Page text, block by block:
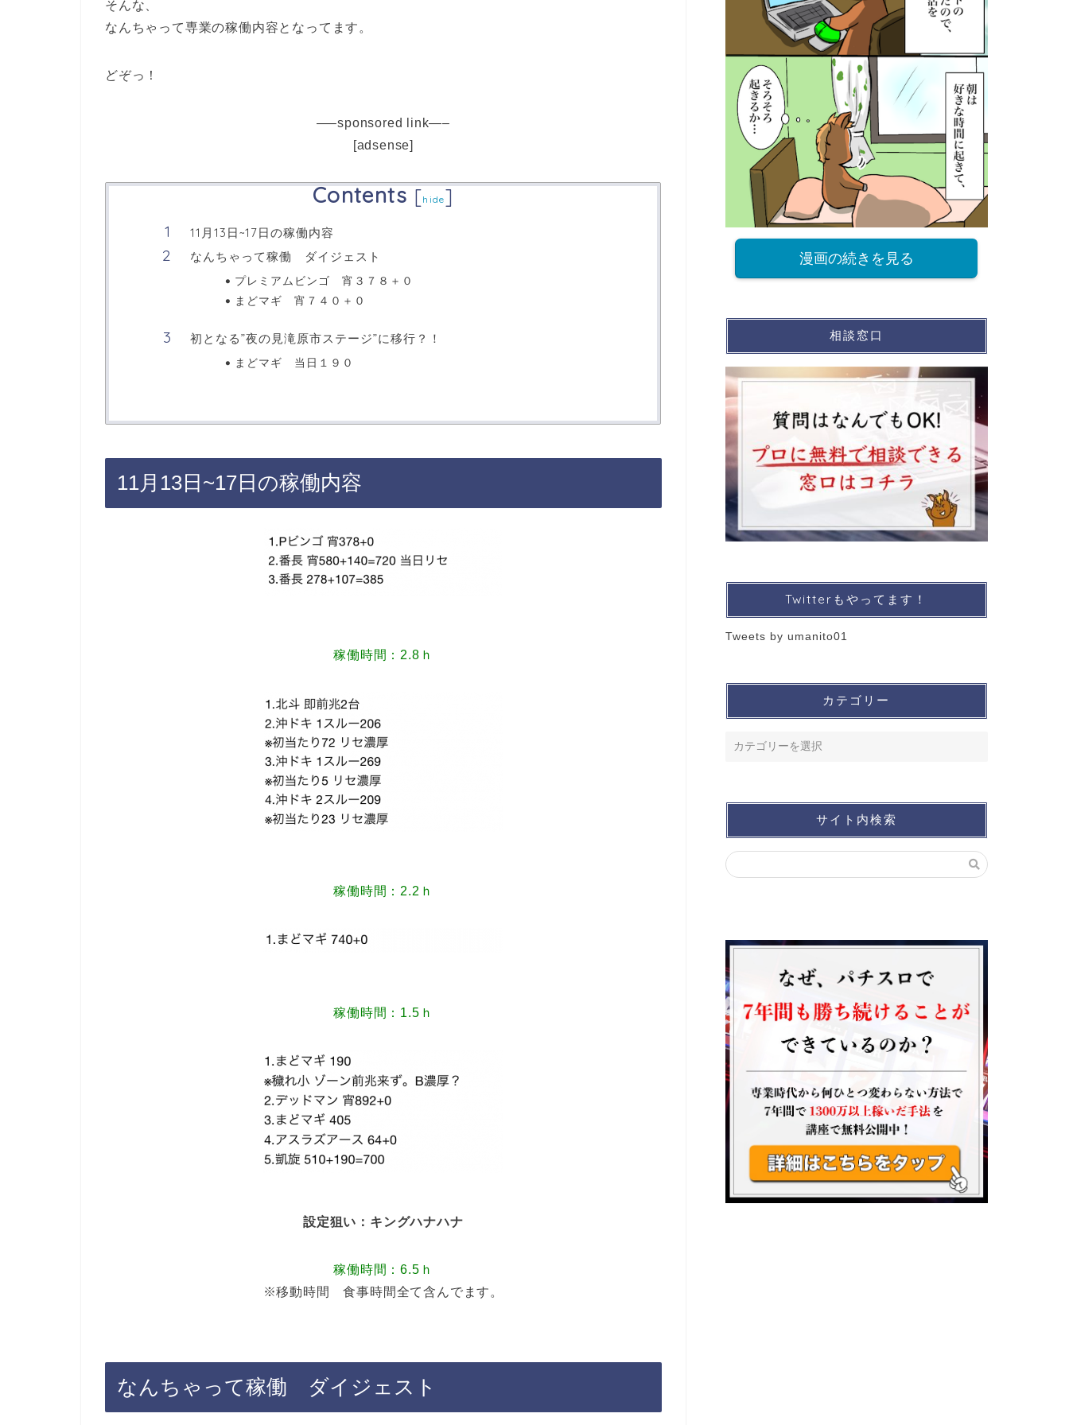
そんな、
なんちゃって専業の稼働内容となってます。
どぞっ！
—–sponsored link—–
[adsense]
Contents [hide]
11月13日~17日の稼働内容
なんちゃって稼働 ダイジェスト
プレミアムビンゴ 宵３７８＋０
まどマギ 宵７４０＋０
初となる”夜の見滝原市ステージ”に移行？！
まどマギ 当日１９０
11月13日~17日の稼働内容
稼働時間：2.8ｈ
稼働時間：2.2ｈ
稼働時間：1.5ｈ
設定狙い：キングハナハナ
稼働時間：6.5ｈ
※移動時間 食事時間全て含んでます。
なんちゃって稼働 ダイジェスト
漫画の続きを見る
相談窓口
Twitterもやってます！
Tweets by umanito01
カテゴリー
サイト内検索